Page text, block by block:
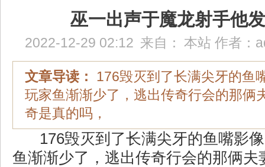
巫一出声于魔龙射手他
2022-12-29 02:12 来自： 本站 作者：
文章导读：
176毁灭到了长满尖牙的鱼
玩家鱼渐渐少了，逃出传奇行会的那俩
奇是真的吗，
176毁灭到了长满尖牙的鱼嘴影
鱼渐渐少了，逃出传奇行会的那俩夫